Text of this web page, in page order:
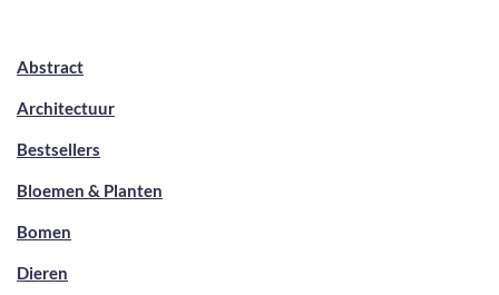
Abstract
Architectuur
Bestsellers
Bloemen & Planten
Bomen
Dieren